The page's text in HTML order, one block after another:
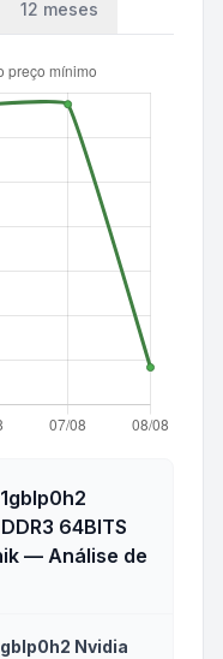
12 meses
64BITS
— Análise de
Nvidia